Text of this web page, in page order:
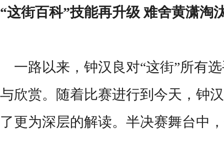
“这街百科”技能再升级 难舍黄潇淘
一路以来，钟汉良对“这街”所有
与欣赏。随着比赛进行到今天，钟
了更为深层的解读。半决赛舞台中